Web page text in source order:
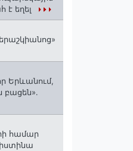
եղել
Երևանում,
բացեն»․
համար